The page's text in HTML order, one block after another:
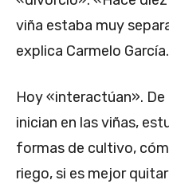
viña estaba muy
explica Carmelo García.
Hoy «interactúan». De
inician en las viñas,
formas de cultivo,
riego, si es mejor